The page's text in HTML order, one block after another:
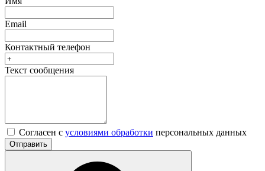
Email
Контактный телефон
Текст сообщения
Согласен с условиями обработки персональных данных
Отправить